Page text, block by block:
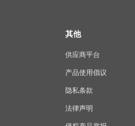
其他
供应商平台
产品使用倡议
隐私条款
法律声明